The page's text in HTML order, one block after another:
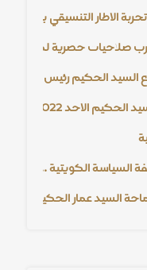
الاطار التنسيقي بين
صلاحيات حصرية لمجلس
مع السيد الحكيم رئيس تحالف
الاحد 3/4/2022
الكويتية .... سماحة
السيد عمار الحكيم